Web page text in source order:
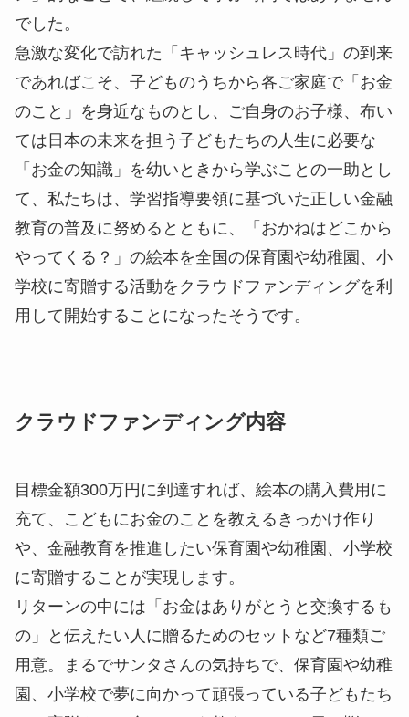
でした。
急激な変化で訪れた「キャッシュレス時代」の到来
であればこそ、子どものうちから各ご家庭で「お金
のこと」を身近なものとし、ご自身のお子様、布い
ては日本の未来を担う子どもたちの人生に必要な
「お金の知識」を幼いときから学ぶことの一助とし
て、私たちは、学習指導要領に基づいた正しい金融
教育の普及に努めるとともに、「おかねはどこから
やってくる？」の絵本を全国の保育園や幼稚園、小
学校に寄贈する活動をクラウドファンディングを利
用して開始することになったそうです。
クラウドファンディング内容
目標金額300万円に到達すれば、絵本の購入費用に
充て、こどもにお金のことを教えるきっかけ作り
や、金融教育を推進したい保育園や幼稚園、小学校
に寄贈することが実現します。
リターンの中には「お金はありがとうと交換するも
の」と伝えたい人に贈るためのセットなど7種類ご
用意。まるでサンタさんの気持ちで、保育園や幼稚
園、小学校で夢に向かって頑張っている子どもたち